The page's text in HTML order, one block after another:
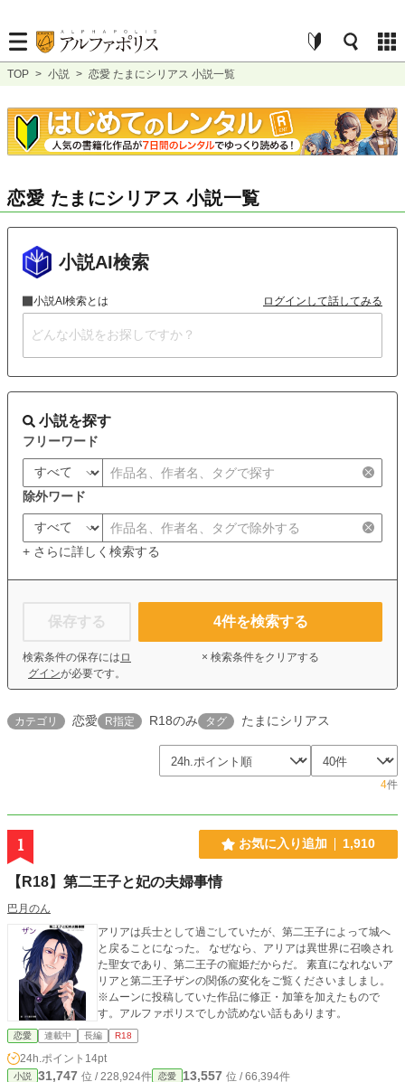
TOP > 小説 > 恋愛 たまにシリアス 小説一覧
恋愛 たまにシリアス 小説一覧
小説AI検索
小説AI検索とは ログインして話してみる
小説を探す
フリーワード
除外ワード
+ さらに詳しく検索する
保存する
検索条件の保存には ロ
グインが必要です。
4件を検索する
× 検索条件をクリアする
カテゴリ 恋愛 R指定 R18のみ タグ たまにシリアス
4件
1 お気に入り追加 1,910
【R18】第二王子と妃の夫婦事情
巴月のん
アリアは兵士として過ごしていたが、第二王子によって城へ
と戻ることになった。 なぜなら、アリアは異世界に召喚され
た聖女であり、第二王子の寵姫だからだ。 素直になれないア
リアと第二王子ザンの関係の変化をご覧くださいましまし。
※ムーンに投稿していた作品に修正・加筆を加えたもので
す。アルファポリスでしか読めない話もあります。
恋愛 連載中 長編 R18
24h.ポイント 14pt
小説 31,747 位 / 228,924件 恋愛 13,557 位 / 66,394件